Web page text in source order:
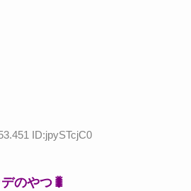
ID:jpySTcjC0
のやつ🐛